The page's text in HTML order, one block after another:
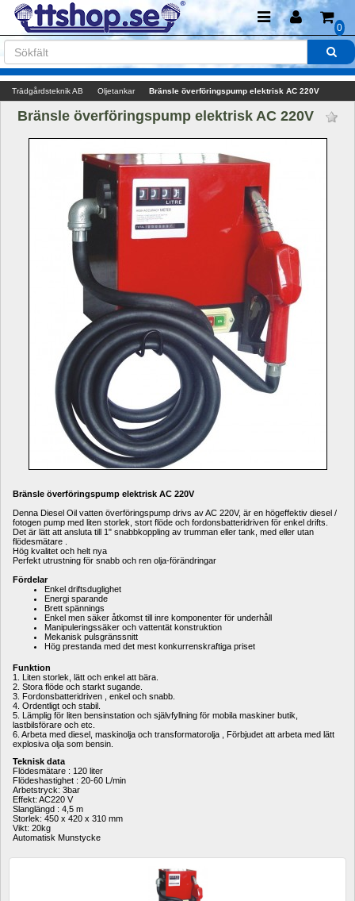
0
Trädgårdsteknik AB Oljetankar Bränsle överföringspump elektrisk AC 220V
Bränsle överföringspump elektrisk AC 220V
Bränsle överföringspump elektrisk AC 220V
Denna Diesel Oil vatten överföringspump drivs av AC 220V, är en högeffektiv diesel /
fotogen pump med liten storlek, stort flöde och fordonsbatteridriven för enkel drifts.
Det är lätt att ansluta till 1" snabbkoppling av trumman eller tank, med eller utan
flödesmätare .
Hög kvalitet och helt nya
Perfekt utrustning för snabb och ren olja-förändringar
Fördelar
Enkel driftsduglighet
Energi sparande
Brett spännings
Enkel men säker åtkomst till inre komponenter för underhåll
Manipuleringssäker och vattentät konstruktion
Mekanisk pulsgränssnitt
Hög prestanda med det mest konkurrenskraftiga priset
Funktion
1. Liten storlek, lätt och enkel att bära.
2. Stora flöde och starkt sugande.
3. Fordonsbatteridriven , enkel och snabb.
4. Ordentligt och stabil.
5. Lämplig för liten bensinstation och självfyllning för mobila maskiner butik,
lastbilsförare och etc.
6. Arbeta med diesel, maskinolja och transformatorolja , Förbjudet att arbeta med lätt
explosiva olja som bensin.
Teknisk data
Flödesmätare : 120 liter
Flödeshastighet : 20-60 L/min
Arbetstryck: 3bar
Effekt: AC220 V
Slanglängd : 4,5 m
Storlek: 450 x 420 x 310 mm
Vikt: 20kg
Automatisk Munstycke